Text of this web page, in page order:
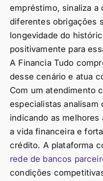
empréstimo, sinaliza a
diferentes obrigações
longevidade do
positivamente para
A Financia Tudo
desse cenário e atua
Com um atendimento
especialistas analisam
indicando as melhores
a vida financeira e
crédito. A plataforma
rede de bancos
condições